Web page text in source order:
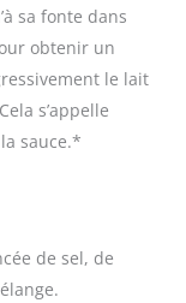
sa fonte dans
obtenir un
le lait
s’appelle
sauce.*
de sel, de